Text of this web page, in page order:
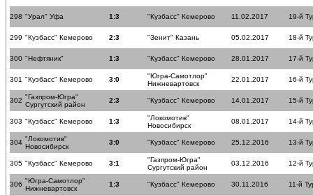
298 "Урал" Уфа 1:3 "Кузбасс" Кемерово 11.02.2017 19-й
299 "Кузбасс" Кемерово 2:3 "Зенит" Казань 05.02.2017 18-й
300 "Нефтяник" 1:3 "Кузбасс" Кемерово 28.01.2017 17-й
301 "Кузбасс" Кемерово 3:0
"Югра-Самотлор"
Нижневартовск
22.01.2017 16-й
302 "Газпром-Югра"
Сургутский район
2:3 "Кузбасс" Кемерово 14.01.2017 15-й
303 "Кузбасс" Кемерово 1:3
"Локомотив"
Новосибирск
08.01.2017 14-й
304 "Локомотив"
Новосибирск
3:0 "Кузбасс" Кемерово 25.12.2016 13-й
305 "Кузбасс" Кемерово 3:1
"Газпром-Югра"
Сургутский район
03.12.2016 12-й
306 "Югра-Самотлор"
Нижневартовск
1:3 "Кузбасс" Кемерово 30.11.2016 11-й